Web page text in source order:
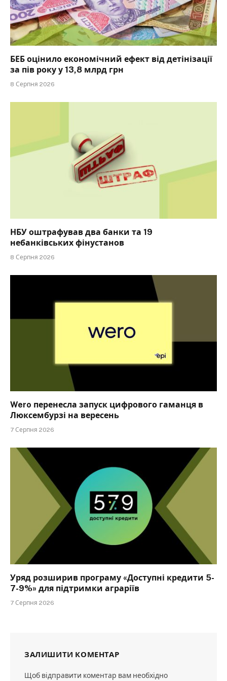
БЕБ оцінило економічний ефект від детінізації
за пів року у 13,8 млрд грн
8 Серпня 2026
НБУ оштрафував два банки та 19
небанківських фінустанов
8 Серпня 2026
Wero перенесла запуск цифрового гаманця в
Люксембурзі на вересень
7 Серпня 2026
Уряд розширив програму «Доступні кредити 5-
7-9%» для підтримки аграріїв
7 Серпня 2026
ЗАЛИШИТИ КОМЕНТАР
Щоб відправити коментар вам необхідно